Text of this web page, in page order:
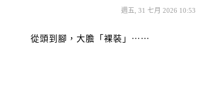
週五, 31 七月 2026 10:53
從頭到腳，大膽「裸裝」⋯⋯